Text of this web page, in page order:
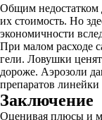
Общим недостатком
их стоимость. Но
экономичности
При малом расходе
гели. Ловушки
дороже. Аэрозоли
препаратов
Заключение
Оценивая плюсы и